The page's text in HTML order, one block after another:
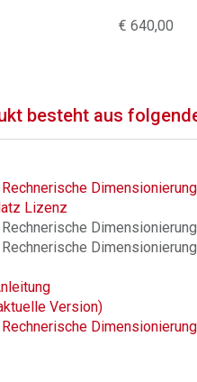
€ 640,00
besteht aus
Lizenz
Rechnerische
Version)